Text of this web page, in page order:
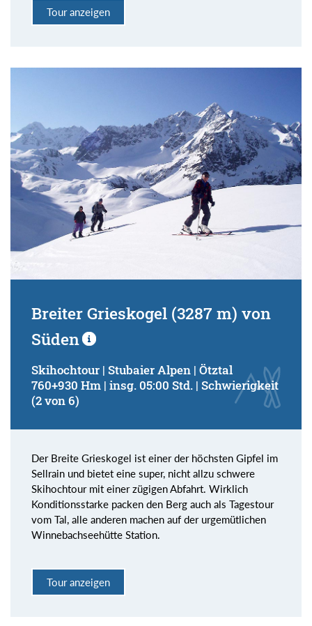
Tour anzeigen
Breiter Grieskogel (3287 m) von
Süden
Skihochtour | Stubaier Alpen | Ötztal
760+930 Hm | insg. 05:00 Std. | Schwierigkeit
(2 von 6)
Der Breite Grieskogel ist einer der höchsten Gipfel im
Sellrain und bietet eine super, nicht allzu schwere
Skihochtour mit einer zügigen Abfahrt. Wirklich
Konditionsstarke packen den Berg auch als Tagestour
vom Tal, alle anderen machen auf der urgemütlichen
Winnebachseehütte Station.
Tour anzeigen